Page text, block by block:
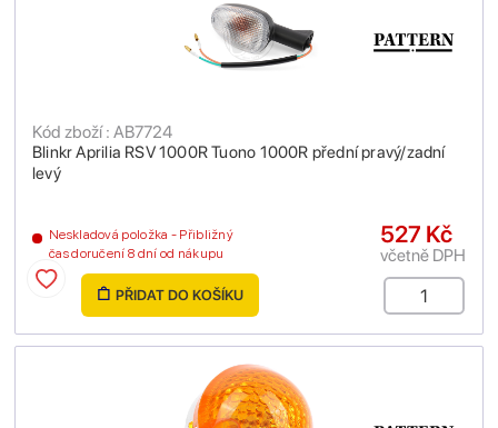
Blinkr Aprilia RSV 1000R Tuono 1000R přední pravý/zadní
levý
Kód zboží : AB7724
Neskladová položka - Přibližný
čas doručení 8 dní od nákupu
527 Kč
včetně DPH
PŘIDAT DO KOŠÍKU